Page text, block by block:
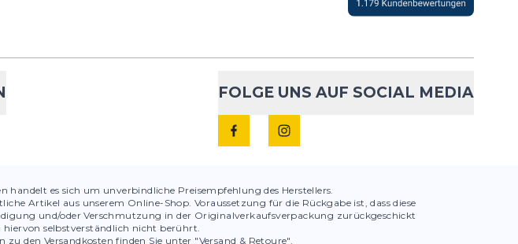
FOLGE UNS AUF SOCIAL MEDIA
handelt es sich um unverbindliche Preisempfehlung des Herstellers.
Artikel aus unserem Online-Shop. Voraussetzung für die Rückgabe ist, dass diese
und/oder Verschmutzung in der Originalverkaufsverpackung zurückgeschickt
selbstverständlich nicht berührt.
den Versandkosten finden Sie unter "Versand & Retoure".